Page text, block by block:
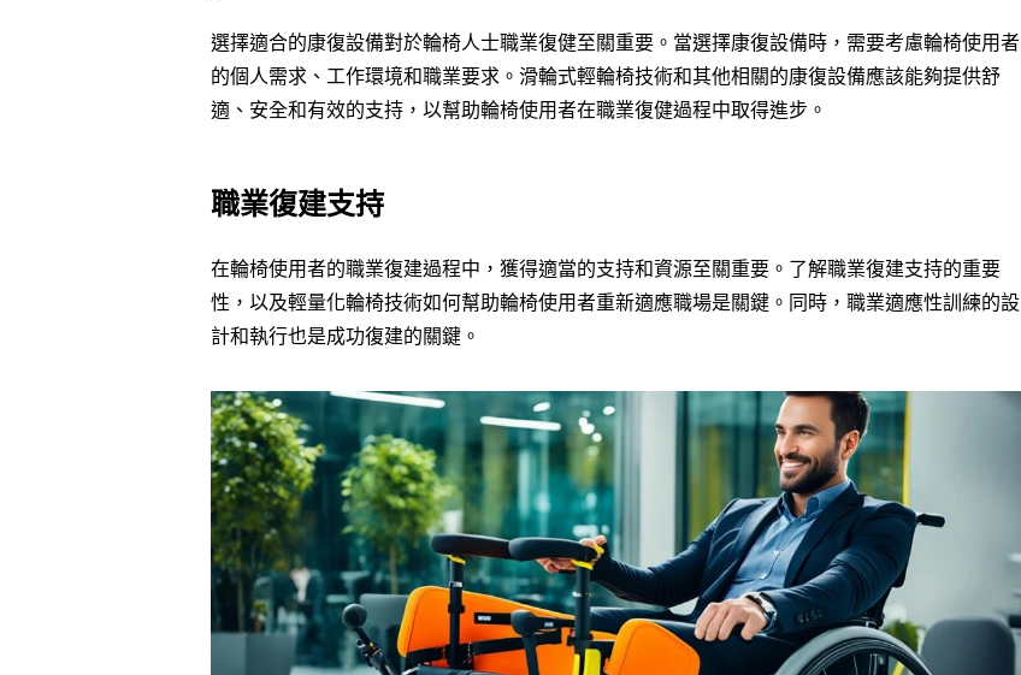
選擇適合的康復設備對於輪椅人士職業復健至關重要。當選擇康復設備時，需要考慮輪椅使用者
的個人需求、工作環境和職業要求。滑輪式輕輪椅技術和其他相關的康復設備應該能夠提供舒
適、安全和有效的支持，以幫助輪椅使用者在職業復健過程中取得進步。
職業復建支持
在輪椅使用者的職業復建過程中，獲得適當的支持和資源至關重要。了解職業復建支持的重要
性，以及輕量化輪椅技術如何幫助輪椅使用者重新適應職場是關鍵。同時，職業適應性訓練的設
計和執行也是成功復建的關鍵。